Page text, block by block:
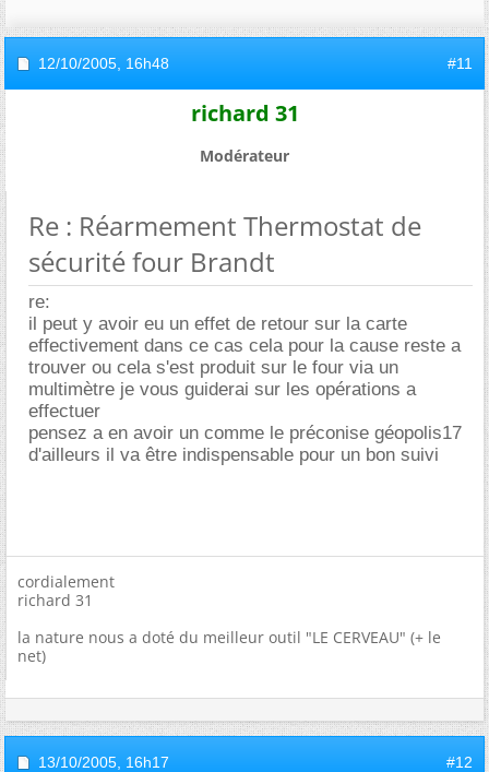
12/10/2005, 16h48 #11
richard 31
Modérateur
Re : Réarmement Thermostat de
sécurité four Brandt
re:
il peut y avoir eu un effet de retour sur la carte
effectivement dans ce cas cela pour la cause reste a
trouver ou cela s'est produit sur le four via un
multimètre je vous guiderai sur les opérations a
effectuer
pensez a en avoir un comme le préconise géopolis17
d'ailleurs il va être indispensable pour un bon suivi
cordialement
richard 31
la nature nous a doté du meilleur outil "LE CERVEAU" (+ le
net)
13/10/2005, 16h17 #12